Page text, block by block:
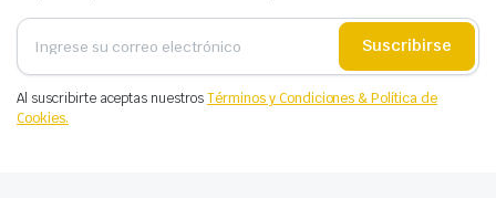
Suscribirse
Al suscribirte aceptas nuestrosTérminos y Condiciones & Política de
Cookies.